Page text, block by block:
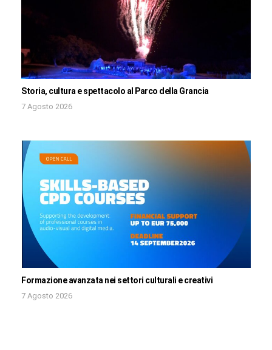
Storia, cultura e spettacolo al Parco della Grancia
7 Agosto 2026
Formazione avanzata nei settori culturali e creativi
7 Agosto 2026